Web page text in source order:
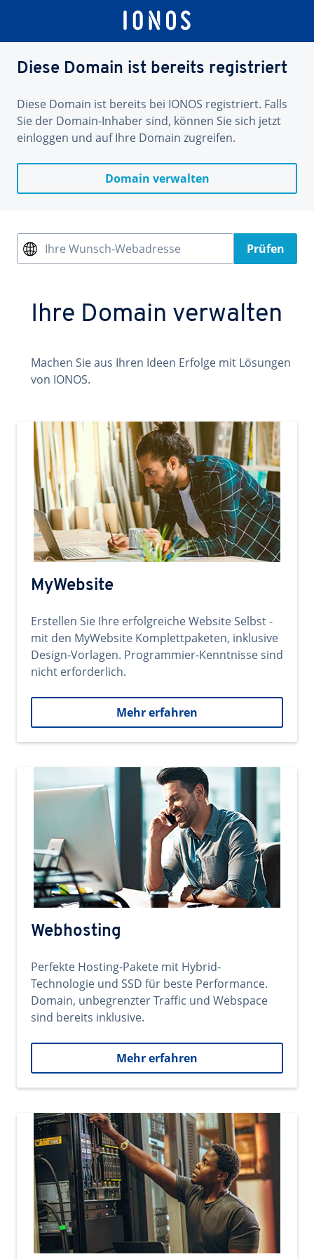
Diese Domain ist bereits registriert
Diese Domain ist bereits bei IONOS registriert. Falls
Sie der Domain-Inhaber sind, können Sie sich jetzt
einloggen und auf Ihre Domain zugreifen.
Domain verwalten
Ihre Wunsch-Webadresse Prüfen
Ihre Domain verwalten
Machen Sie aus Ihren Ideen Erfolge mit Lösungen
von IONOS.
MyWebsite
Erstellen Sie Ihre erfolgreiche Website Selbst -
mit den MyWebsite Komplettpaketen, inklusive
Design-Vorlagen. Programmier-Kenntnisse sind
nicht erforderlich.
Mehr erfahren
Webhosting
Perfekte Hosting-Pakete mit Hybrid-
Technologie und SSD für beste Performance.
Domain, unbegrenzter Traffic und Webspace
sind bereits inklusive.
Mehr erfahren